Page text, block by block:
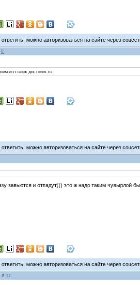
можно авторизоваться на сайте через
8
из своих достоинств.
можно авторизоваться на сайте через
завьются и отпадут))) это ж надо таким чувырлой
можно авторизоваться на сайте через
# 10